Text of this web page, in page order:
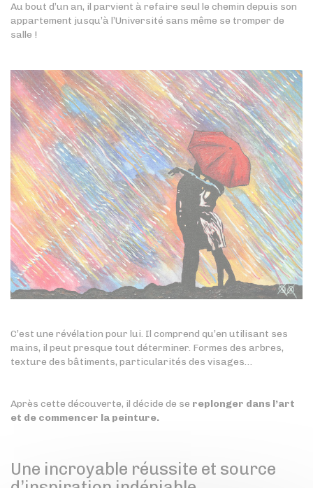
Au bout d’un an, il parvient à refaire seul le chemin depuis son
appartement jusqu’à l’Université sans même se tromper de
salle !
C’est une révélation pour lui. Il comprend qu’en utilisant ses
mains, il peut presque tout déterminer. Formes des arbres,
texture des bâtiments, particularités des visages…
Après cette découverte, il décide de se replonger dans l’art
et de commencer la peinture.
Une incroyable réussite et source